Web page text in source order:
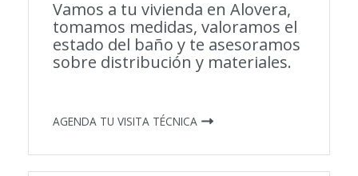
Vamos a tu vivienda en Alovera,
tomamos medidas, valoramos el
estado del baño y te asesoramos
sobre distribución y materiales.
AGENDA TU VISITA TÉCNICA